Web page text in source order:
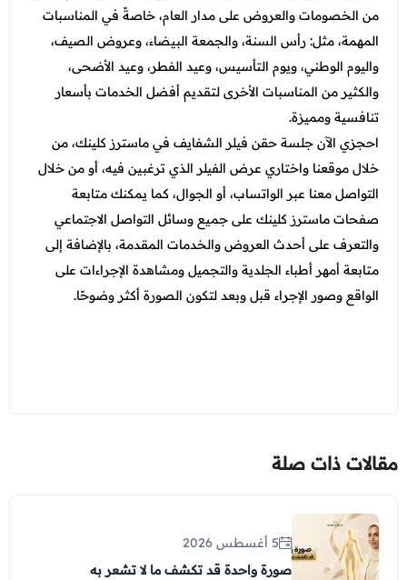
من الخصومات والعروض على مدار العام، خاصةً في المناسبات
المهمة، مثل: رأس السنة، والجمعة البيضاء، وعروض الصيف،
واليوم الوطني، ويوم التأسيس، وعيد الفطر، وعيد الأضحى،
والكثير من المناسبات الأخرى لتقديم أفضل الخدمات بأسعار
تنافسية ومميزة.
احجزي الآن جلسة حقن فيلر الشفايف في ماسترز كلينك، من
خلال موقعنا واختاري عرض الفيلر الذي ترغبين فيه، أو من خلال
التواصل معنا عبر الواتساب، أو الجوال، كما يمكنك متابعة
صفحات ماسترز كلينك على جميع وسائل التواصل الاجتماعي
والتعرف على أحدث العروض والخدمات المقدمة، بالإضافة إلى
متابعة أمهر أطباء الجلدية والتجميل ومشاهدة الإجراءات على
الواقع وصور الإجراء قبل وبعد لتكون الصورة أكثر وضوحًا.
مقالات ذات صلة
5 أغسطس 2026
صورة واحدة قد تكشف ما لا تشعر به